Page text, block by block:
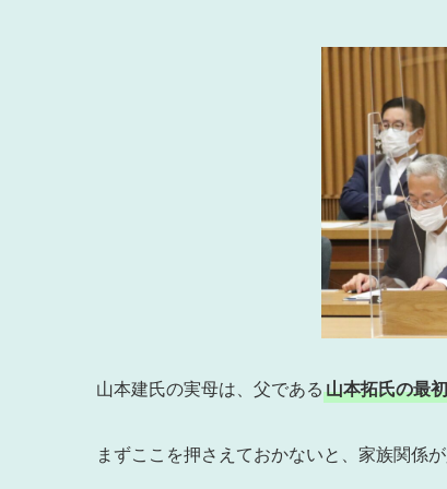
山本建氏の実母は、父である山本拓氏の最
まずここを押さえておかないと、家族関係